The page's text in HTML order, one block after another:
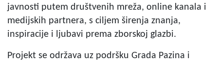
javnosti putem društvenih mreža, online kanala i
medijskih partnera, s ciljem širenja znanja,
inspiracije i ljubavi prema zborskoj glazbi.
Projekt se održava uz podršku Grada Pazina i